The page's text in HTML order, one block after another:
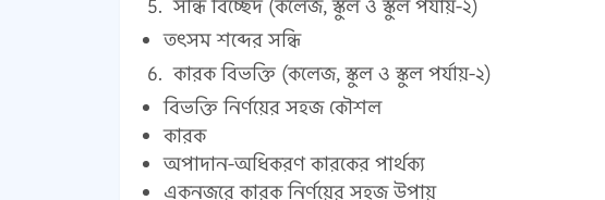
সন্ধি বিচ্ছেদ (কলেজ, স্কুল ও স্কুল পর্যায়-২)
তৎসম শব্দের সন্ধি
কারক বিভক্তি (কলেজ, স্কুল ও স্কুল পর্যায়-২)
বিভক্তি নির্ণয়ের সহজ কৌশল
কারক
অপাদান-অধিকরণ কারকের পার্থক্য
একনজরে কারক নির্ণয়ের সহজ উপায়